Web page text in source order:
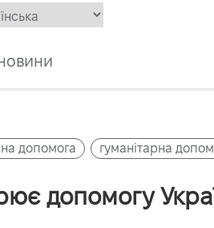
допомога гуманітарна
допомогу